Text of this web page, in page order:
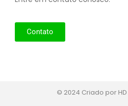
Contato
© 2024 Criado por